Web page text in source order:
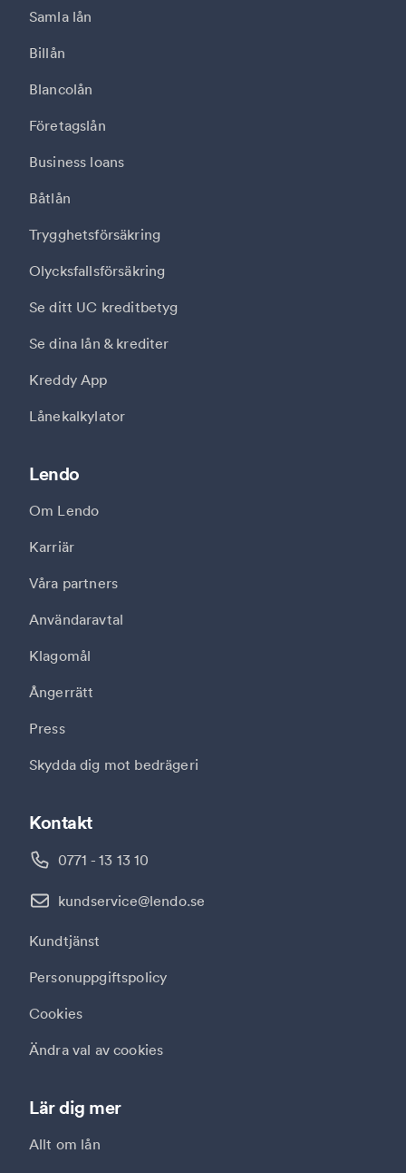
Samla lån
Billån
Blancolån
Företagslån
Business loans
Båtlån
Trygghetsförsäkring
Olycksfallsförsäkring
Se ditt UC kreditbetyg
Se dina lån & krediter
Kreddy App
Lånekalkylator
Lär dig mer
Allt om lån
Kontakt
0771 - 13 13 10
kundservice@lendo.se
Kundtjänst
Personuppgiftspolicy
Cookies
Ändra val av cookies
Lendo
Om Lendo
Karriär
Våra partners
Användaravtal
Klagomål
Ångerrätt
Press
Skydda dig mot bedrägeri